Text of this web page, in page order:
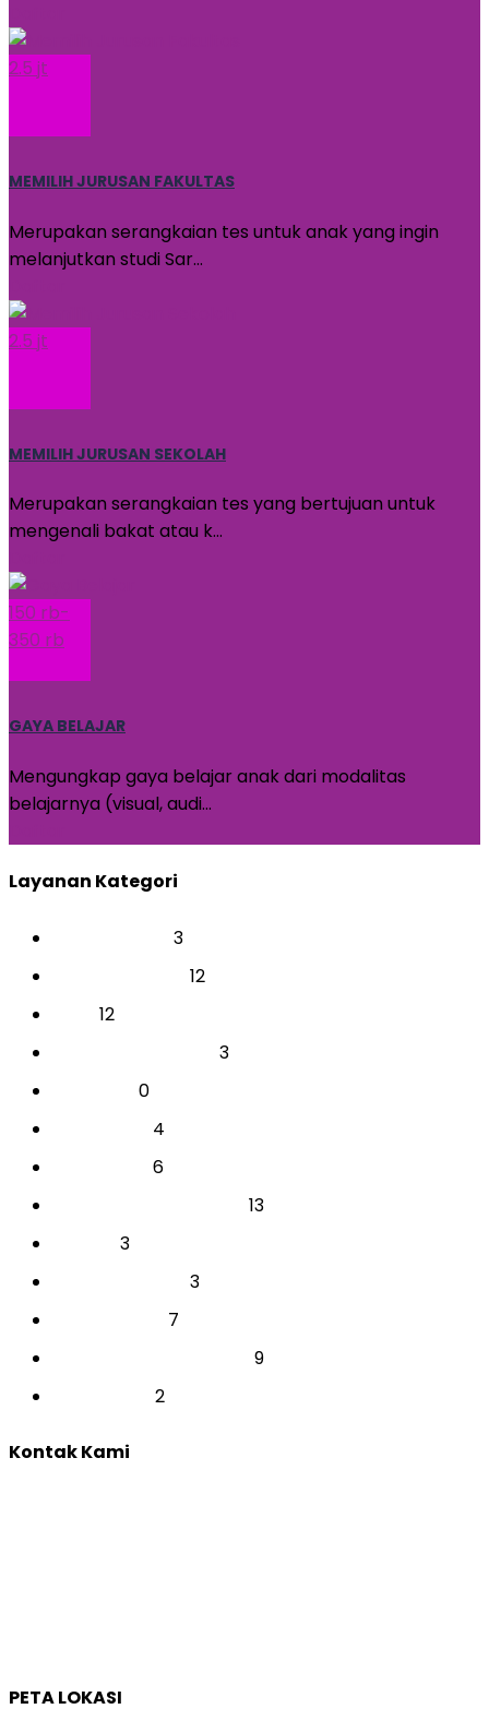
2.5 jt
MEMILIH JURUSAN FAKULTAS
Merupakan serangkaian tes untuk anak yang ingin
melanjutkan studi Sar…
2.5 jt
MEMILIH JURUSAN SEKOLAH
Merupakan serangkaian tes yang bertujuan untuk
mengenali bakat atau k…
150 rb-
350 rb
GAYA BELAJAR
Mengungkap gaya belajar anak dari modalitas
belajarnya (visual, audi…
Layanan Kategori
3
12
12
3
0
4
6
13
3
3
7
9
2
Kontak Kami
PETA LOKASI